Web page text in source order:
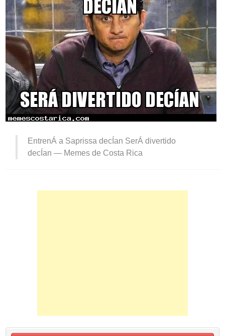
EntrenÁ a Saprissa decÍan SerÁ divertido
decÍan — Memes de Costa Rica